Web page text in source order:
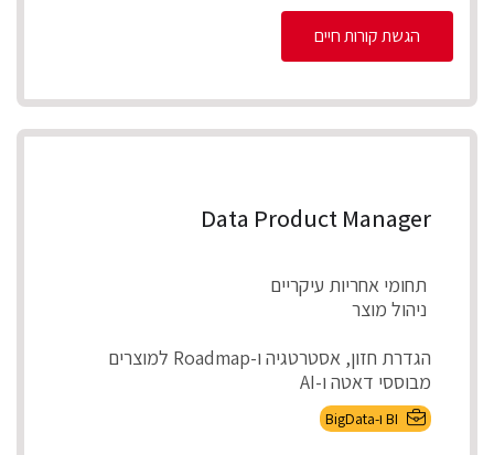
הגשת קורות חיים
Data Product Manager
תחומי אחריות עיקריים
ניהול מוצר
הגדרת חזון, אסטרטגיה ו-Roadmap למוצרים
מבוססי דאטה ו-AI
אפיון צרכים עסקיים ותרגומם לדרישות מוצר מדיד...
BI ו-BigData